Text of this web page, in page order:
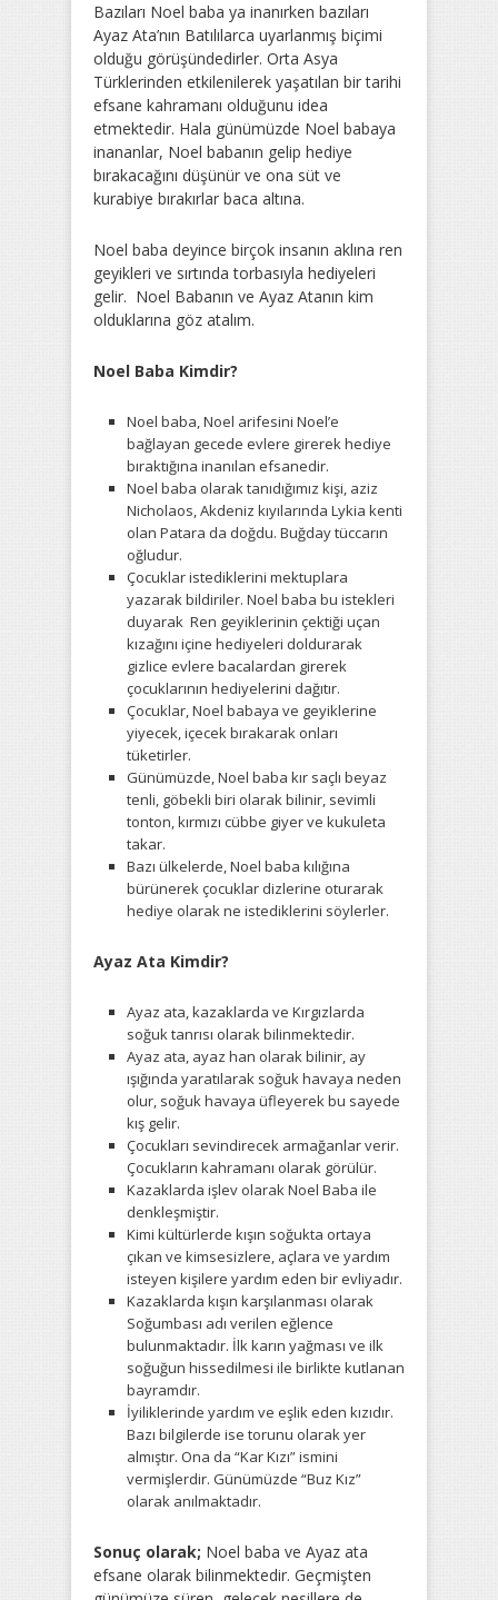
Bazıları Noel baba ya inanırken bazıları
Ayaz Ata’nın Batılılarca uyarlanmış biçimi
olduğu görüşündedirler. Orta Asya
Türklerinden etkilenilerek yaşatılan bir tarihi
efsane kahramanı olduğunu idea
etmektedir. Hala günümüzde Noel babaya
inananlar, Noel babanın gelip hediye
bırakacağını düşünür ve ona süt ve
kurabiye bırakırlar baca altına.
Noel baba deyince birçok insanın aklına ren
geyikleri ve sırtında torbasıyla hediyeleri
gelir. Noel Babanın ve Ayaz Atanın kim
olduklarına göz atalım.
Noel Baba Kimdir?
Noel baba, Noel arifesini Noel’e
bağlayan gecede evlere girerek hediye
bıraktığına inanılan efsanedir.
Noel baba olarak tanıdığımız kişi, aziz
Nicholaos, Akdeniz kıyılarında Lykia kenti
olan Patara da doğdu. Buğday tüccarın
oğludur.
Çocuklar istediklerini mektuplara
yazarak bildiriler. Noel baba bu istekleri
duyarak Ren geyiklerinin çektiği uçan
kızağını içine hediyeleri doldurarak
gizlice evlere bacalardan girerek
çocuklarının hediyelerini dağıtır.
Çocuklar, Noel babaya ve geyiklerine
yiyecek, içecek bırakarak onları
tüketirler.
Günümüzde, Noel baba kır saçlı beyaz
tenli, göbekli biri olarak bilinir, sevimli
tonton, kırmızı cübbe giyer ve kukuleta
takar.
Bazı ülkelerde, Noel baba kılığına
bürünerek çocuklar dizlerine oturarak
hediye olarak ne istediklerini söylerler.
Ayaz Ata Kimdir?
Ayaz ata, kazaklarda ve Kırgızlarda
soğuk tanrısı olarak bilinmektedir.
Ayaz ata, ayaz han olarak bilinir, ay
ışığında yaratılarak soğuk havaya neden
olur, soğuk havaya üfleyerek bu sayede
kış gelir.
Çocukları sevindirecek armağanlar verir.
Çocukların kahramanı olarak görülür.
Kazaklarda işlev olarak Noel Baba ile
denkleşmiştir.
Kimi kültürlerde kışın soğukta ortaya
çıkan ve kimsesizlere, açlara ve yardım
isteyen kişilere yardım eden bir evliyadır.
Kazaklarda kışın karşılanması olarak
Soğumbası adı verilen eğlence
bulunmaktadır. İlk karın yağması ve ilk
soğuğun hissedilmesi ile birlikte kutlanan
bayramdır.
İyiliklerinde yardım ve eşlik eden kızıdır.
Bazı bilgilerde ise torunu olarak yer
almıştır. Ona da “Kar Kızı” ismini
vermişlerdir. Günümüzde “Buz Kız”
olarak anılmaktadır.
Sonuç olarak; Noel baba ve Ayaz ata
efsane olarak bilinmektedir. Geçmişten